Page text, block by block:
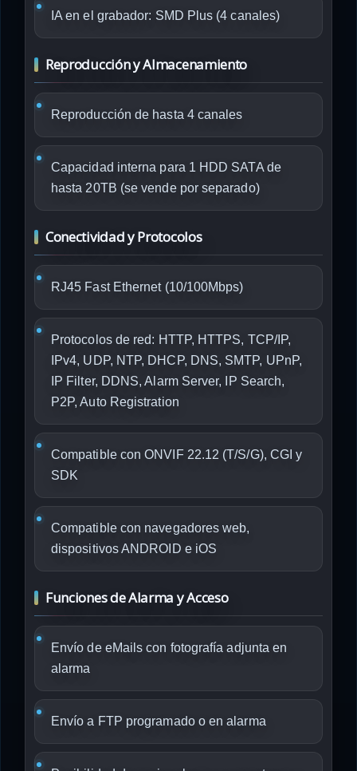
IA en el grabador: SMD Plus (4 canales)
Reproducción y Almacenamiento
Reproducción de hasta 4 canales
Capacidad interna para 1 HDD SATA de
hasta 20TB (se vende por separado)
Conectividad y Protocolos
RJ45 Fast Ethernet (10/100Mbps)
Protocolos de red: HTTP, HTTPS, TCP/IP,
IPv4, UDP, NTP, DHCP, DNS, SMTP, UPnP,
IP Filter, DDNS, Alarm Server, IP Search,
P2P, Auto Registration
Compatible con ONVIF 22.12 (T/S/G), CGI y
SDK
Compatible con navegadores web,
dispositivos ANDROID e iOS
Funciones de Alarma y Acceso
Envío de eMails con fotografía adjunta en
alarma
Envío a FTP programado o en alarma